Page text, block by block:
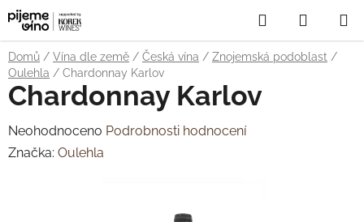
Přejít
na
obsah
Hledat
KOŠÍK
Domů / Vína dle země / Česká vína / Znojemská podoblast /
Oulehla / Chardonnay Karlov
Chardonnay Karlov
Průměrné
hodnocení
Neohodnoceno Podrobnosti hodnocení
Značka: Oulehla